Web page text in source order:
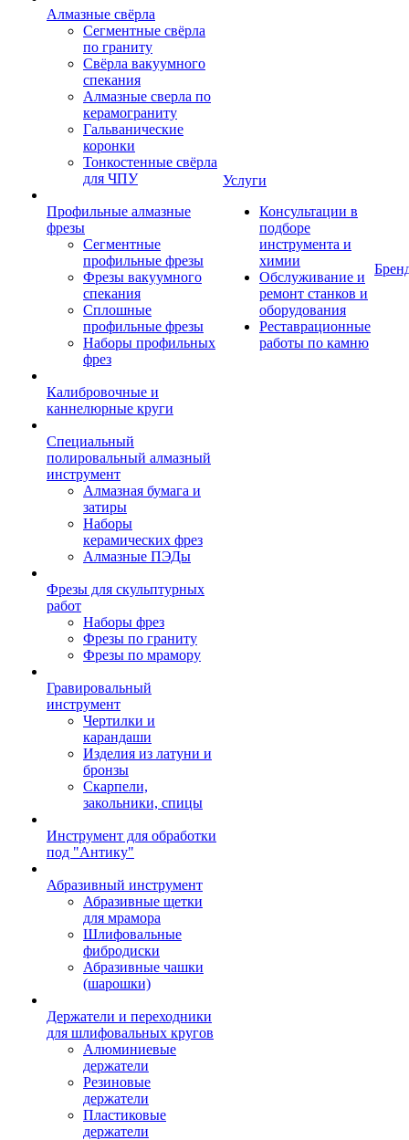
Алмазные свёрла
Сегментные свёрла
по граниту
Свёрла вакуумного
спекания
Алмазные сверла по
керамограниту
Гальванические
коронки
Тонкостенные свёрла
для ЧПУ
Профильные алмазные
фрезы
Сегментные
профильные фрезы
Фрезы вакуумного
спекания
Сплошные
профильные фрезы
Наборы профильных
фрез
Калибровочные и
каннелюрные круги
Специальный
полировальный алмазный
инструмент
Алмазная бумага и
затиры
Наборы
керамических фрез
Алмазные ПЭДы
Фрезы для скульптурных
работ
Наборы фрез
Фрезы по граниту
Фрезы по мрамору
Гравировальный
инструмент
Чертилки и
карандаши
Изделия из латуни и
бронзы
Скарпели,
закольники, спицы
Инструмент для обработки
под "Антику"
Абразивный инструмент
Абразивные щетки
для мрамора
Шлифовальные
фибродиски
Абразивные чашки
(шарошки)
Держатели и переходники
для шлифовальных кругов
Алюминиевые
держатели
Резиновые
держатели
Пластиковые
держатели
Услуги
Консультации в
подборе
инструмента и
химии
Обслуживание и
ремонт станков и
оборудования
Реставрационные
работы по камню